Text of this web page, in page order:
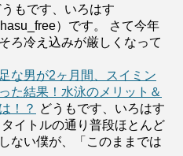
うもです、いろはす
）です。 さて今年
ろ冷え込みが厳しくなって
な男が2ヶ月間、スイミン
た結果！水泳のメリット＆
！？ どうもです、いろはす
イトルの通り普段ほとんど
ない僕が、「このままでは